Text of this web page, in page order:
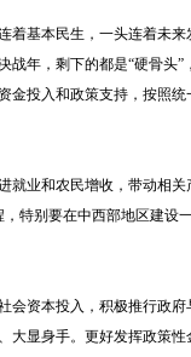
着基本民生，一头连着未
战年，剩下的都是“硬骨头”
投入和政策支持，按照统
就业和农民增收，带动相关
特别要在中西部地区建设
会资本投入，积极推行政府
大显身手。更好发挥政策性